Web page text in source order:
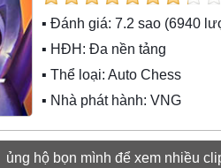
▪ Đánh giá: 7.2 sao (6940
▪ HĐH: Đa nền tảng
▪ Thể loại: Auto Chess
▪ Nhà phát hành: VNG
ủng hộ bọn mình để xem nhiều